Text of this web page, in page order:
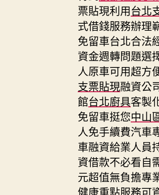
票貼現利用台北
式借錢服務辦理
免留車台北合法
資金週轉問題選
人原車可用超方
支票貼現融資公
館台北廚具客製
免留車挺您中山
人免手續費汽車
車融資給業人員
資借款不必看自
元超值無負擔專
健康重點服務可